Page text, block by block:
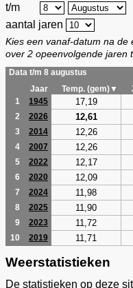
t/m
aantal jaren
Kies een vanaf-datum na de
over 2 opeenvolgende jaren
Data t/m 8 augustus
Jaar
Temp. (gem)▼
1
1945 17,19
2 2026 12,61
3 2014 12,26
4 2007 12,26
5 2022 12,17
6 2020 12,09
7 2024 11,98
8 2025 11,90
9 2023 11,72
10 2019 11,71
Weerstatistieken
De statistieken op deze